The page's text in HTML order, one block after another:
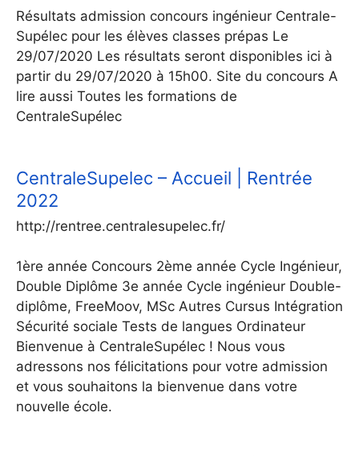
Résultats admission concours ingénieur Centrale-
Supélec pour les élèves classes prépas Le
29/07/2020 Les résultats seront disponibles ici à
partir du 29/07/2020 à 15h00. Site du concours A
lire aussi Toutes les formations de
CentraleSupélec
CentraleSupelec – Accueil | Rentrée
2022
http://rentree.centralesupelec.fr/
1ère année Concours 2ème année Cycle Ingénieur,
Double Diplôme 3e année Cycle ingénieur Double-
diplôme, FreeMoov, MSc Autres Cursus Intégration
Sécurité sociale Tests de langues Ordinateur
Bienvenue à CentraleSupélec ! Nous vous
adressons nos félicitations pour votre admission
et vous souhaitons la bienvenue dans votre
nouvelle école.